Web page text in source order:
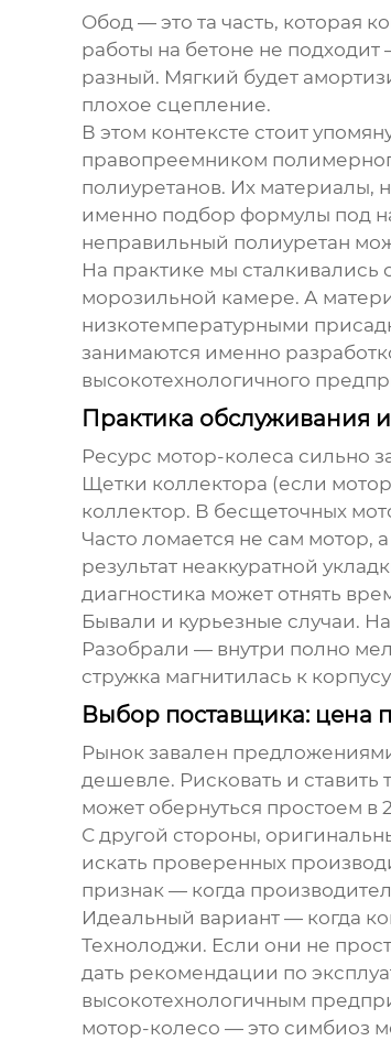
Обод — это та часть, которая
работы на бетоне не
разный. Мягкий будет
плохое сцепление.
В этом контексте стоит
правопреемником
полиуретанов. Их материалы,
именно подбор формулы под
неправильный полиуретан
На практике мы сталкивались
морозильной камере. А
низкотемпературными
занимаются именно
высокотехнологичного
Практика обслуживания
Ресурс мотор-колеса сильно
Щетки коллектора (если
коллектор. В бесщеточных
Часто ломается не сам мотор,
результат неаккуратной
диагностика может отнять
Бывали и курьезные случаи.
Разобрали — внутри полно
стружка магнитилась к
Выбор поставщика: цена
Рынок завален
дешевле. Рисковать и ставить
может обернуться простоем
С другой стороны,
искать проверенных
признак — когда
Идеальный вариант — когда
Технолоджи. Если они не
дать рекомендации по
высокотехнологичным
мотор-колесо — это симбиоз